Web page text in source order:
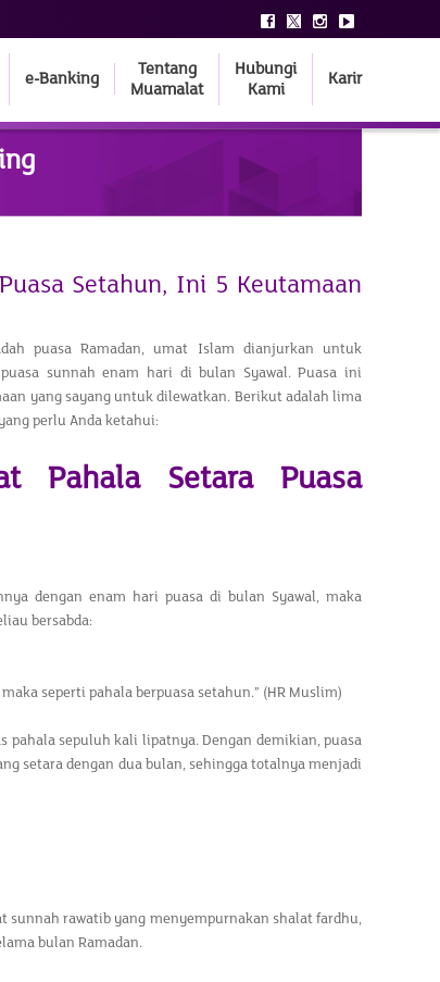
e-Banking
Tentang
Muamalat
Hubungi
Kami
Karir
Setahun, Ini 5 Keutamaan
puasa Ramadan, umat Islam dianjurkan untuk
sunnah enam hari di bulan Syawal. Puasa ini
yang sayang untuk dilewatkan. Berikut adalah lima
perlu Anda ketahui:​
Pahala Setara Puasa
dengan enam hari puasa di bulan Syawal, maka
bersabda:
seperti pahala berpuasa setahun.” (HR Muslim)
pahala sepuluh kali lipatnya. Dengan demikian, puasa
setara dengan dua bulan, sehingga totalnya menjadi
sunnah rawatib yang menyempurnakan shalat fardhu,
bulan Ramadan.